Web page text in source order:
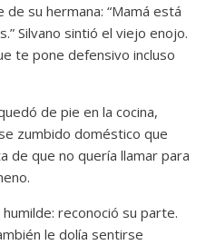
de su hermana: “Mamá está
Silvano sintió el viejo enojo.
te pone defensivo incluso
de pie en la cocina,
zumbido doméstico que
de que no quería llamar para
reconoció su parte.
le dolía sentirse